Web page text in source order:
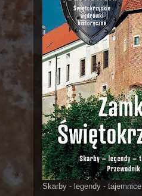
Skarby - legendy - tajemnice